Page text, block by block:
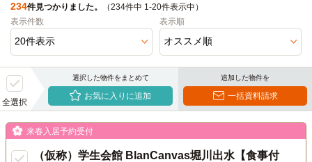
234件見つかりました。
（234件中 1-20件表示中）
表示件数
表示順
全選択
選択した物件をまとめて
お気に入りに追加
追加した物件を
一括資料請求
来春入居予約受付
（仮称）学生会館 BlanCanvas堀川出水【食事付